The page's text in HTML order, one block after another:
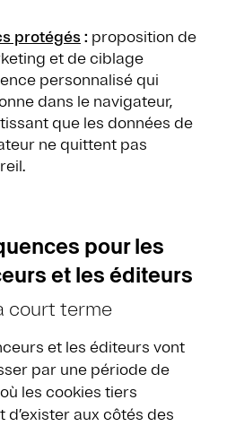
protégés: proposition de
et de ciblage
personnalisé qui
dans le navigateur,
que les données de
ne quittent pas
pour les
et les éditeurs
court terme
et les éditeurs vont
par une période de
les cookies tiers
d’exister aux côtés des